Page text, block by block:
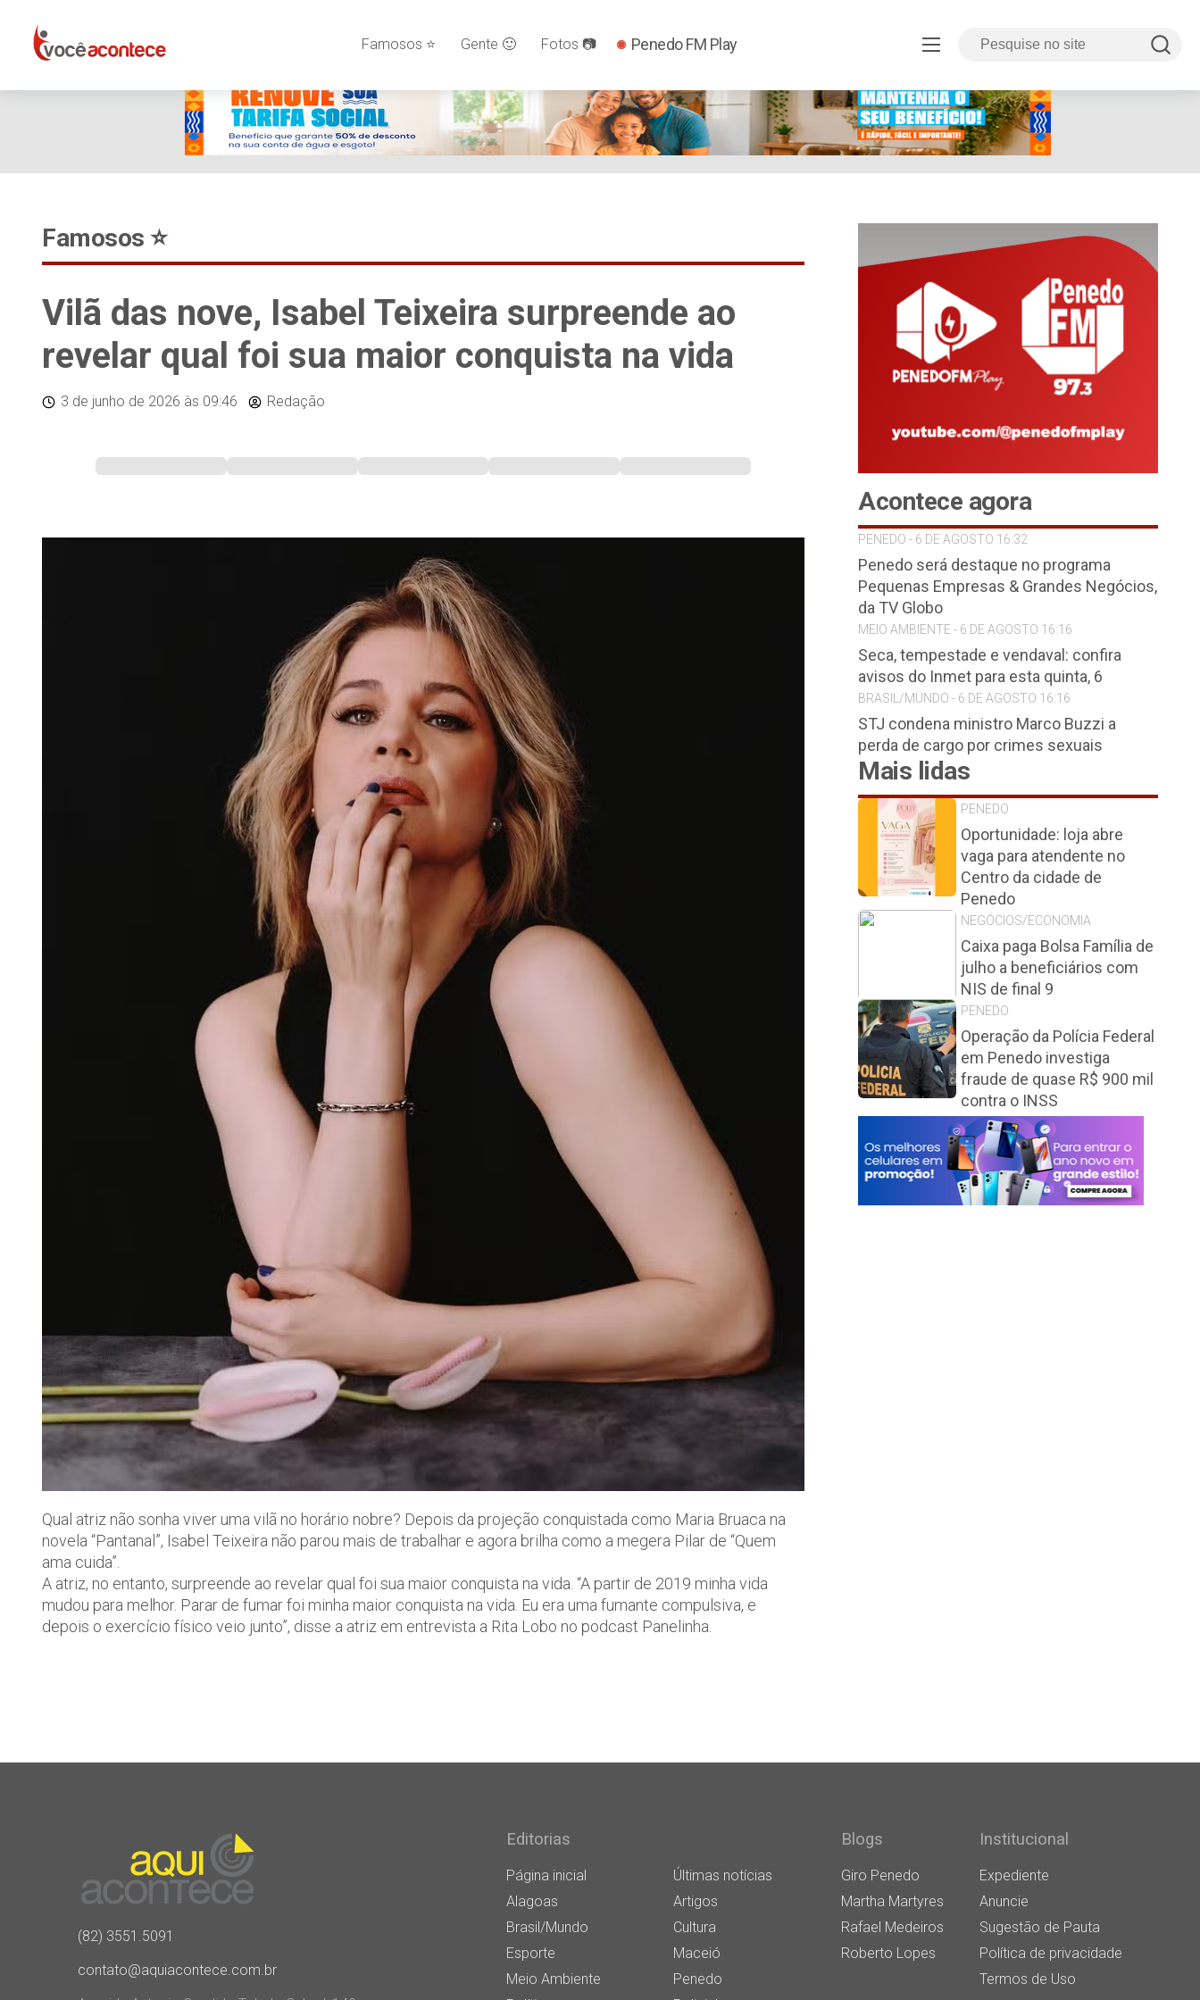
Famosos ⭐️ Gente 🙂 Fotos 📷 Penedo FM Play
Famosos ⭐️
Vilã das nove, Isabel Teixeira surpreende ao
revelar qual foi sua maior conquista na vida
3 de junho de 2026 às 09:46 Redação
Qual atriz não sonha viver uma vilã no horário nobre? Depois da projeção conquistada como Maria Bruaca na
novela “Pantanal”, Isabel Teixeira não parou mais de trabalhar e agora brilha como a megera Pilar de “Quem
ama cuida”.
A atriz, no entanto, surpreende ao revelar qual foi sua maior conquista na vida. “A partir de 2019 minha vida
mudou para melhor. Parar de fumar foi minha maior conquista na vida. Eu era uma fumante compulsiva, e
depois o exercício físico veio junto”, disse a atriz em entrevista a Rita Lobo no podcast Panelinha.
Acontece agora
PENEDO - 6 DE AGOSTO 16:32
Penedo será destaque no programa
Pequenas Empresas & Grandes Negócios,
da TV Globo
MEIO AMBIENTE - 6 DE AGOSTO 16:16
Seca, tempestade e vendaval: confira
avisos do Inmet para esta quinta, 6
BRASIL/MUNDO - 6 DE AGOSTO 16:16
STJ condena ministro Marco Buzzi a
perda de cargo por crimes sexuais
Mais lidas
PENEDO
Oportunidade: loja abre
vaga para atendente no
Centro da cidade de
Penedo
NEGÓCIOS/ECONOMIA
Caixa paga Bolsa Família de
julho a beneficiários com
NIS de final 9
PENEDO
Operação da Polícia Federal
em Penedo investiga
fraude de quase R$ 900 mil
contra o INSS
(82) 3551.5091
contato@aquiacontece.com.br
Editorias
Página inicial
Últimas notícias
Alagoas
Artigos
Brasil/Mundo
Cultura
Esporte
Maceió
Meio Ambiente
Penedo
Blogs
Giro Penedo
Martha Martyres
Rafael Medeiros
Roberto Lopes
Institucional
Expediente
Anuncie
Sugestão de Pauta
Política de privacidade
Termos de Uso